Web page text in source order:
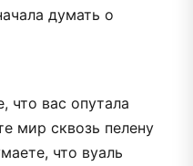
думать о
что вас опутала
мир сквозь пелену
что вуаль